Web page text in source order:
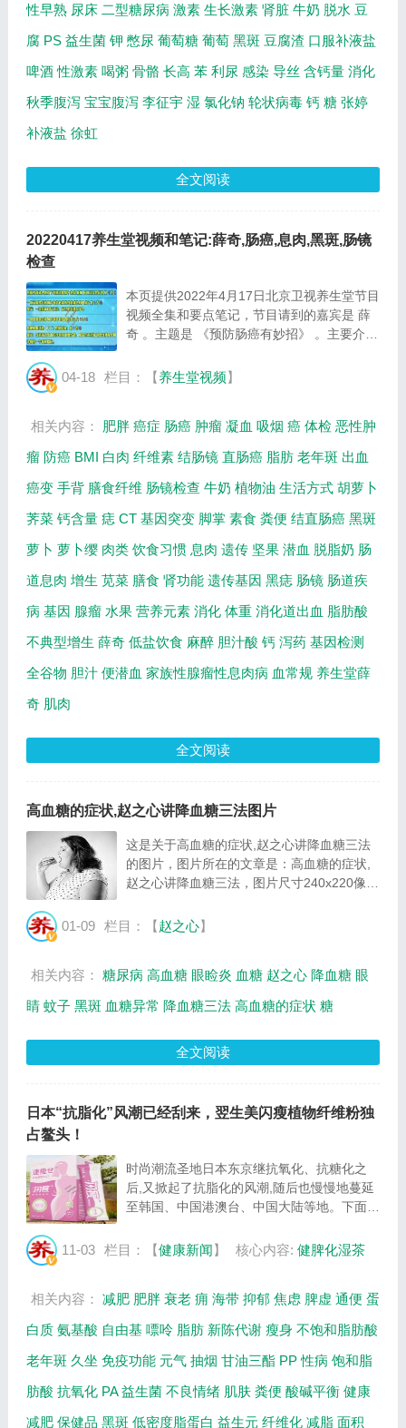
性早熟 尿床 二型糖尿病 激素 生长激素 肾脏 牛奶 脱水 豆
腐 PS 益生菌 钾 憋尿 葡萄糖 葡萄 黑斑 豆腐渣 口服补液盐
啤酒 性激素 喝粥 骨骼 长高 苯 利尿 感染 导丝 含钙量 消化
秋季腹泻 宝宝腹泻 李征宇 湿 氯化钠 轮状病毒 钙 糖 张婷
补液盐 徐虹
全文阅读
20220417养生堂视频和笔记:薛奇,肠癌,息肉,黑斑,肠镜
检查
本页提供2022年4月17日北京卫视养生堂节目
视频全集和要点笔记，节目请到的嘉宾是 薛
奇 。主题是 《预防肠癌有妙招》 。主要介绍
相关内容，百年养生网提供视频全集的在线观
04-18 栏目：【养生堂视频】
相关内容： 肥胖 癌症 肠癌 肿瘤 凝血 吸烟 癌 体检 恶性肿
瘤 防癌 BMI 白肉 纤维素 结肠镜 直肠癌 脂肪 老年斑 出血
癌变 手背 膳食纤维 肠镜检查 牛奶 植物油 生活方式 胡萝卜
荠菜 钙含量 痣 CT 基因突变 脚掌 素食 粪便 结直肠癌 黑斑
萝卜 萝卜缨 肉类 饮食习惯 息肉 遗传 坚果 潜血 脱脂奶 肠
道息肉 增生 苋菜 膳食 肾功能 遗传基因 黑痣 肠镜 肠道疾
病 基因 腺瘤 水果 营养元素 消化 体重 消化道出血 脂肪酸
不典型增生 薛奇 低盐饮食 麻醉 胆汁酸 钙 泻药 基因检测
全谷物 胆汁 便潜血 家族性腺瘤性息肉病 血常规 养生堂薛
奇 肌肉
全文阅读
高血糖的症状,赵之心讲降血糖三法图片
这是关于高血糖的症状,赵之心讲降血糖三法
的图片，图片所在的文章是：高血糖的症状,
赵之心讲降血糖三法，图片尺寸240x220像
01-09 栏目：【赵之心】
相关内容： 糖尿病 高血糖 眼睑炎 血糖 赵之心 降血糖 眼
睛 蚊子 黑斑 血糖异常 降血糖三法 高血糖的症状 糖
全文阅读
日本“抗脂化”风潮已经刮来，翌生美闪瘦植物纤维粉独
占鳌头！
时尚潮流圣地日本东京继抗氧化、抗糖化之
后,又掀起了抗脂化的风潮,随后也慢慢地蔓延
至韩国、中国港澳台、中国大陆等地。下面小
化是抗脂质过氧化的简称,即人体多余脂类中
11-03 栏目：【健康新闻】 核心内容: 健脾化湿茶
相关内容： 减肥 肥胖 衰老 痈 海带 抑郁 焦虑 脾虚 通便 蛋
白质 氨基酸 自由基 嘌呤 脂肪 新陈代谢 瘦身 不饱和脂肪酸
老年斑 久坐 免疫功能 元气 抽烟 甘油三酯 PP 性病 饱和脂
肪酸 抗氧化 PA 益生菌 不良情绪 肌肤 粪便 酸碱平衡 健康
减肥 保健品 黑斑 低密度脂蛋白 益生元 纤维化 减脂 面积